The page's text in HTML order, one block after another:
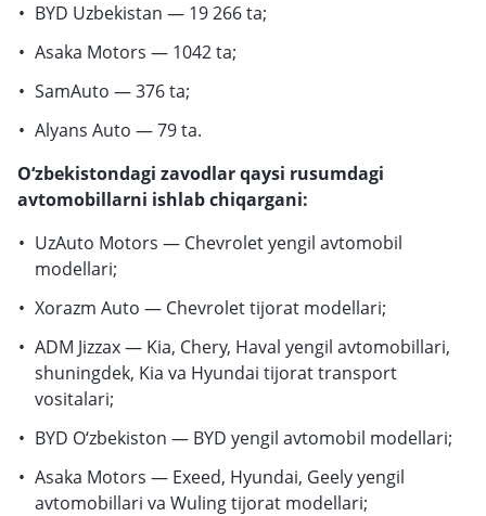
BYD Uzbekistan — 19 266 ta;
Asaka Motors — 1042 ta;
SamAuto — 376 ta;
Alyans Auto — 79 ta.
O‘zbekistondagi zavodlar qaysi rusumdagi
avtomobillarni ishlab chiqargani:
UzAuto Motors — Chevrolet yengil avtomobil
modellari;
Xorazm Auto — Chevrolet tijorat modellari;
ADM Jizzax — Kia, Chery, Haval yengil avtomobillari,
shuningdek, Kia va Hyundai tijorat transport
vositalari;
BYD O‘zbekiston — BYD yengil avtomobil modellari;
Asaka Motors — Exeed, Hyundai, Geely yengil
avtomobillari va Wuling tijorat modellari;